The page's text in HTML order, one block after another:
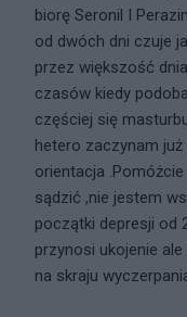
biorę Seronil I
od dwóch dni czuje
przez większość
czasów kiedy
częściej się
hetero zaczynam
orientacja
sądzić ,nie jestem
początki depresji od
przynosi ukojenie
na skraju